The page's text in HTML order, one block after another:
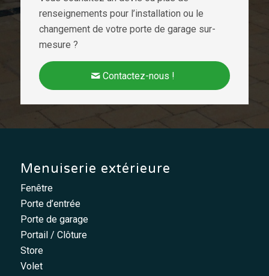
renseignements pour l’installation ou le
changement de votre porte de garage sur-
mesure ?
Contactez-nous !
Menuiserie extérieure
Fenêtre
Porte d’entrée
Porte de garage
Portail / Clôture
Store
Volet